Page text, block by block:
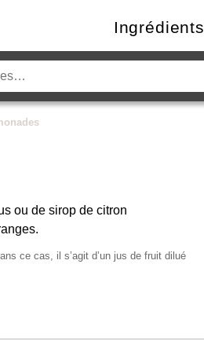
Ingrédients
ou de sirop de citron
ce cas, il s’agit d’un jus de fruit dilué